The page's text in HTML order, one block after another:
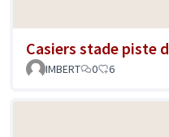
Casiers stade piste
IMBERT
0 6